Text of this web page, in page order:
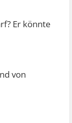
Er könnte
von